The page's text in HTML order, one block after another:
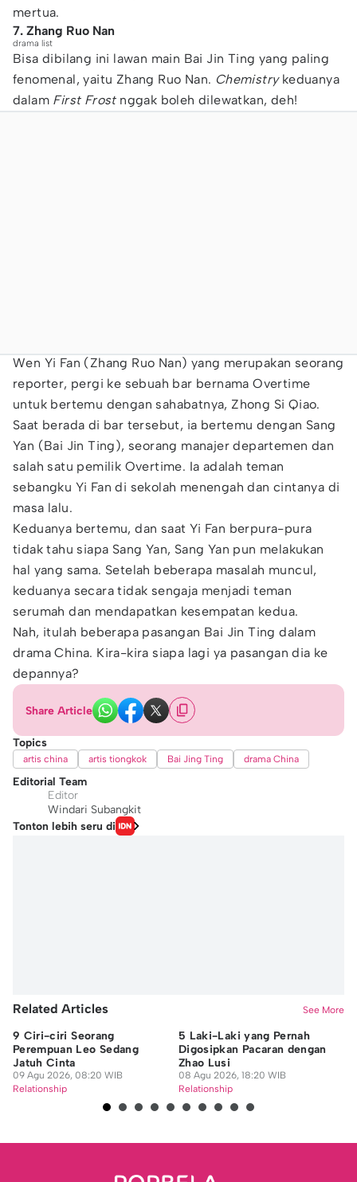
mertua.
7. Zhang Ruo Nan
drama list
Bisa dibilang ini lawan main Bai Jin Ting yang paling
fenomenal, yaitu Zhang Ruo Nan. Chemistrykeduanya
dalam First Frostnggak boleh dilewatkan, deh!
Wen Yi Fan (Zhang Ruo Nan) yang merupakan seorang
reporter, pergi ke sebuah bar bernama Overtime
untuk bertemu dengan sahabatnya, Zhong Si Qiao.
Saat berada di bar tersebut, ia bertemu dengan Sang
Yan (Bai Jin Ting), seorang manajer departemen dan
salah satu pemilik Overtime. Ia adalah teman
sebangku Yi Fan di sekolah menengah dan cintanya di
masa lalu.
Keduanya bertemu, dan saat Yi Fan berpura-pura
tidak tahu siapa Sang Yan, Sang Yan pun melakukan
hal yang sama. Setelah beberapa masalah muncul,
keduanya secara tidak sengaja menjadi teman
serumah dan mendapatkan kesempatan kedua.
Nah, itulah beberapa pasangan Bai Jin Ting dalam
drama China. Kira-kira siapa lagi ya pasangan dia ke
depannya?
Share Article
Topics
artis china artis tiongkok Bai Jing Ting drama China
Editorial Team
Editor
Windari Subangkit
Tonton lebih seru di
Related Articles See More
9 Ciri-ciri Seorang
Perempuan Leo Sedang
Jatuh Cinta
09 Agu 2026, 08:20 WIB
Relationship
5 Laki-Laki yang Pernah
Digosipkan Pacaran dengan
Zhao Lusi
08 Agu 2026, 18:20 WIB
Relationship